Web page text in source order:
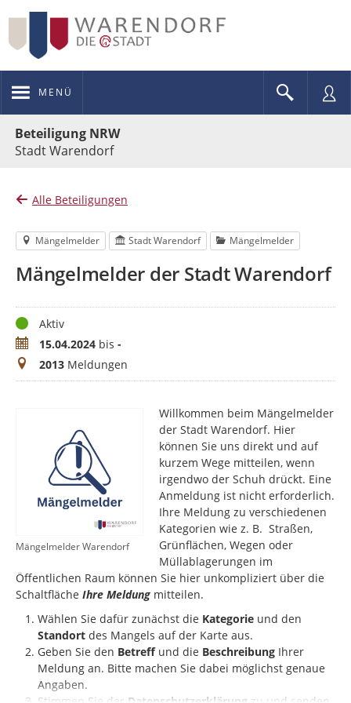
MENÜ
Beteiligung NRW
Stadt Warendorf
Alle Beteiligungen
Mängelmelder Stadt Warendorf Mängelmelder
Mängelmelder der Stadt Warendorf
StatusAktiv
Zeitraum15.04.2024 bis -
Meldungen
2013 Meldungen
Mängelmelder Warendorf
Willkommen beim Mängelmelder
der Stadt Warendorf. Hier
können Sie uns direkt und auf
kurzem Wege mitteilen, wenn
irgendwo der Schuh drückt. Eine
Anmeldung ist nicht erforderlich.
Ihre Meldung zu verschiedenen
Kategorien wie z. B. Straßen,
Grünflächen, Wegen oder
Müllablagerungen im
Öffentlichen Raum können Sie hier unkompliziert über die
Schaltfläche Ihre Meldung mitteilen.
Wählen Sie dafür zunächst die Kategorie und den
Standort des Mangels auf der Karte aus.
Geben Sie den Betreffund die Beschreibung Ihrer
Meldung an. Bitte machen Sie dabei möglichst genaue
Angaben.